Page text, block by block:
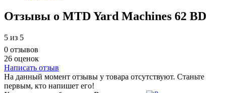
Отзывы о MTD Yard Machines 62 BD
5 из 5
0 отзывов
26 оценок
Написать отзыв
На данный момент отзывы у товара отсутствуют. Станьте
первым, кто напишет его!